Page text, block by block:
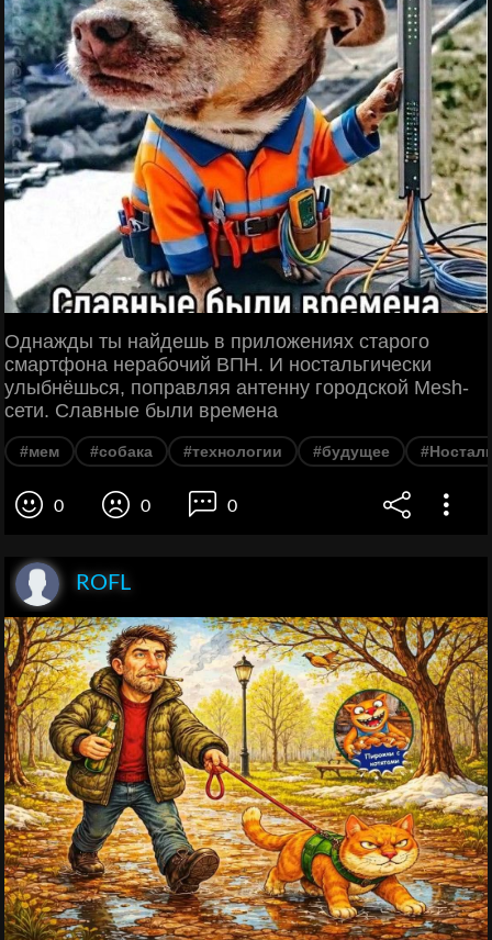
Однажды ты найдешь в приложениях старого
смартфона нерабочий ВПН. И ностальгически
улыбнёшься, поправляя антенну городской Mesh-
сети. Славные были времена
#мем #собака #технологии #будущее
0 0 0
ROFL